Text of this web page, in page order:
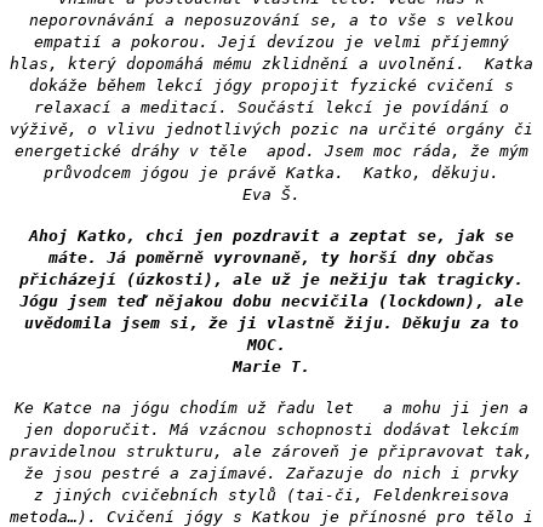
neporovnávání a neposuzování se, a to vše s velkou
empatií a pokorou. Její devízou je velmi příjemný
hlas, který dopomáhá mému zklidnění a uvolnění. Katka
dokáže během lekcí jógy propojit fyzické cvičení s
relaxací a meditací. Součástí lekcí je povídání o
výživě, o vlivu jednotlivých pozic na určité orgány či
energetické dráhy v těle apod. Jsem moc ráda, že mým
průvodcem jógou je právě Katka. Katko, děkuju.
Eva Š.
Ahoj Katko, chci jen pozdravit a zeptat se, jak se
máte. Já poměrně vyrovnaně, ty horší dny občas
přicházejí (úzkosti), ale už je nežiju tak tragicky.
Jógu jsem teď nějakou dobu necvičila (lockdown), ale
uvědomila jsem si, že ji vlastně žiju. Děkuju za to
MOC.
Marie T.
Ke Katce na jógu chodím už řadu let a mohu ji jen a
jen doporučit. Má vzácnou schopnosti dodávat lekcím
pravidelnou strukturu, ale zároveň je připravovat tak,
že jsou pestré a zajímavé. Zařazuje do nich i prvky
z jiných cvičebních stylů (tai-či, Feldenkreisova
metoda…). Cvičení jógy s Katkou je přínosné pro tělo i